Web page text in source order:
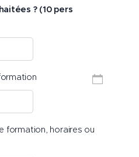
? (10 pers
formation, horaires ou